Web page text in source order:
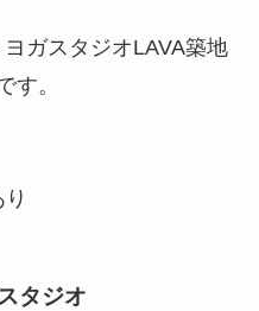
ガスタジオLAVA築地
す。
タジオ